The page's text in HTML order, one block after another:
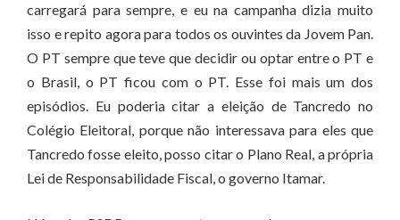
carregará para sempre, e eu na campanha dizia muito
isso e repito agora para todos os ouvintes da Jovem Pan.
O PT sempre que teve que decidir ou optar entre o PT e
o Brasil, o PT ficou com o PT. Esse foi mais um dos
episódios. Eu poderia citar a eleição de Tancredo no
Colégio Eleitoral, porque não interessava para eles que
Tancredo fosse eleito, posso citar o Plano Real, a própria
Lei de Responsabilidade Fiscal, o governo Itamar.